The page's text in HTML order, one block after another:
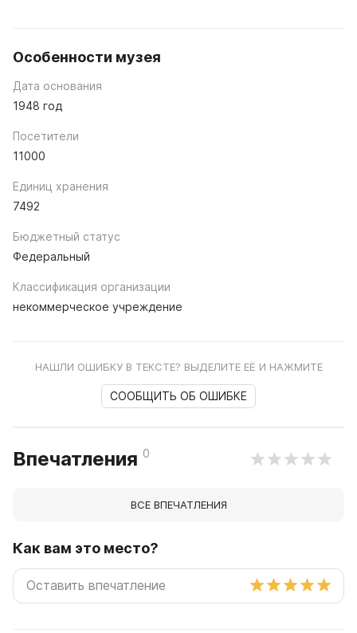
Особенности музея
Дата основания
1948 год
Посетители
11000
Единиц хранения
7492
Бюджетный статус
Федеральный
Классификация организации
некоммерческое учреждение
НАШЛИ ОШИБКУ В ТЕКСТЕ? ВЫДЕЛИТЕ ЕЁ И НАЖМИТЕ
СООБЩИТЬ ОБ ОШИБКЕ
Впечатления 0
ВСЕ ВПЕЧАТЛЕНИЯ
Как вам это место?